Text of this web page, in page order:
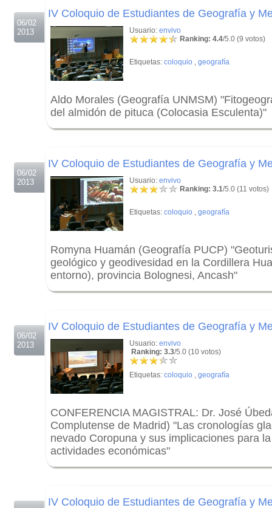
06/02
2013
IV Coloquio de Estudiantes de Geografía y
Usuario: envivo
Ranking: 4.4/5.0 (9 votos)
Etiquetas: coloquio , geografía
Aldo Morales (Geografía UNMSM)
del almidón de pituca (Colocasia Esculenta)"
06/02
2013
IV Coloquio de Estudiantes de Geografía y
Usuario: envivo
Ranking: 3.1/5.0 (11 votos)
Etiquetas: coloquio , geografía
Romyna Huamán (Geografía PUCP)
geológico y geodivesidad en la Cordillera
entorno), provincia Bolognesi, Ancash"
06/02
2013
IV Coloquio de Estudiantes de Geografía y
Usuario: envivo
Ranking: 3.3/5.0 (10 votos)
Etiquetas: coloquio , geografía
CONFERENCIA MAGISTRAL: Dr. José
Complutense de Madrid) "Las cronologías
nevado Coropuna y sus implicaciones para
actividades económicas"
IV Coloquio de Estudiantes de Geografía y